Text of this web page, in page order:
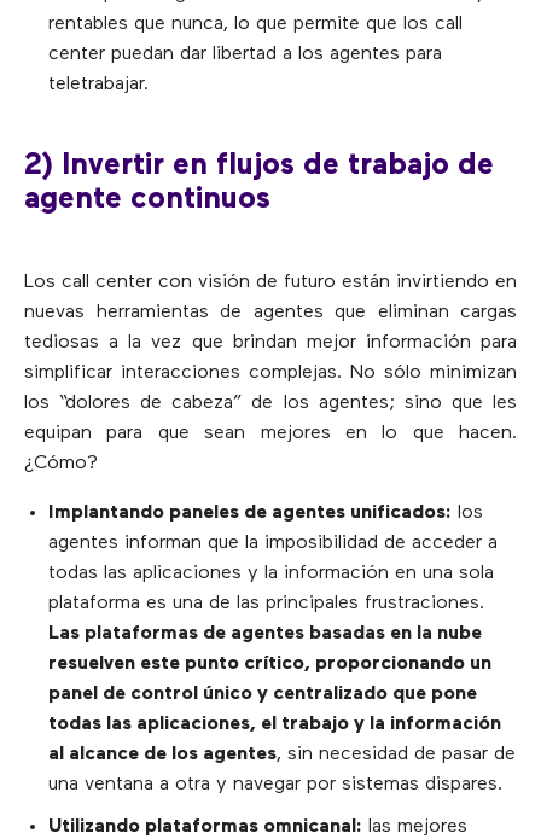
rentables que nunca, lo que permite que los call
center puedan dar libertad a los agentes para
teletrabajar.
2) Invertir en flujos de trabajo de
agente continuos
Los call center con visión de futuro están invirtiendo en
nuevas herramientas de agentes que eliminan cargas
tediosas a la vez que brindan mejor información para
simplificar interacciones complejas. No sólo minimizan
los “dolores de cabeza” de los agentes; sino que les
equipan para que sean mejores en lo que hacen.
¿Cómo?
Implantando paneles de agentes unificados: los
agentes informan que la imposibilidad de acceder a
todas las aplicaciones y la información en una sola
plataforma es una de las principales frustraciones.
Las plataformas de agentes basadas en la nube
resuelven este punto crítico, proporcionando un
panel de control único y centralizado que pone
todas las aplicaciones, el trabajo y la información
al alcance de los agentes, sin necesidad de pasar de
una ventana a otra y navegar por sistemas dispares.
Utilizando plataformas omnicanal: las mejores